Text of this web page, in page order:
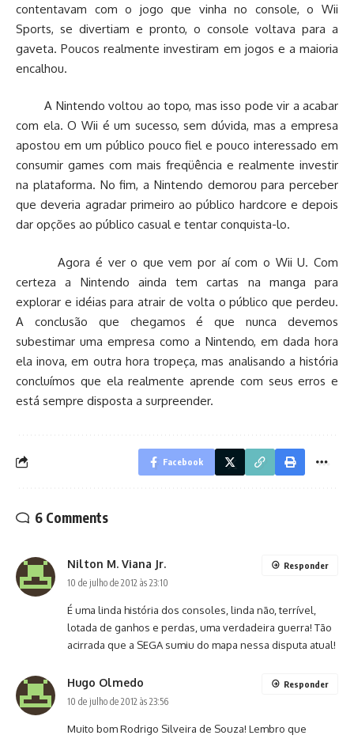
contentavam com o jogo que vinha no console, o Wii
Sports, se divertiam e pronto, o console voltava para a
gaveta. Poucos realmente investiram em jogos e a maioria
encalhou.
A Nintendo voltou ao topo, mas isso pode vir a acabar
com ela. O Wii é um sucesso, sem dúvida, mas a empresa
apostou em um público pouco fiel e pouco interessado em
consumir games com mais freqüência e realmente investir
na plataforma. No fim, a Nintendo demorou para perceber
que deveria agradar primeiro ao público hardcore e depois
dar opções ao público casual e tentar conquista-lo.
Agora é ver o que vem por aí com o Wii U. Com
certeza a Nintendo ainda tem cartas na manga para
explorar e idéias para atrair de volta o público que perdeu.
A conclusão que chegamos é que nunca devemos
subestimar uma empresa como a Nintendo, em dada hora
ela inova, em outra hora tropeça, mas analisando a história
concluímos que ela realmente aprende com seus erros e
está sempre disposta a surpreender.
Facebook
6 Comments
Nilton M. Viana Jr.
10 de julho de 2012 às 23:10
É uma linda história dos consoles, linda não, terrível,
lotada de ganhos e perdas, uma verdadeira guerra! Tão
acirrada que a SEGA sumiu do mapa nessa disputa atual!
Responder
Hugo Olmedo
10 de julho de 2012 às 23:56
Muito bom Rodrigo Silveira de Souza! Lembro que
Responder